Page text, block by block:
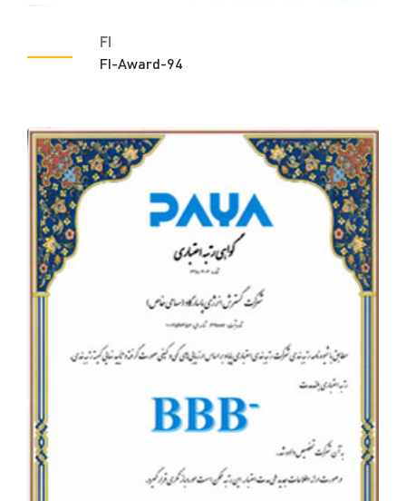
FI
FI-Award-94